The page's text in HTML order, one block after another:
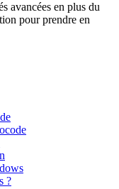
avancées en plus du
pour prendre en
?